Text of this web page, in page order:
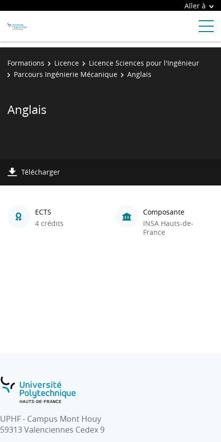
Aller à
Formations Licence
Licence Sciences pour l'Ingénieur
Parcours Ingénierie Mécanique
Anglais
Anglais
Télécharger
ECTS
4 crédits
Composante
INSA Hauts-de-
France
UPHF - Campus Mont Houy
59313 Valenciennes Cedex 9